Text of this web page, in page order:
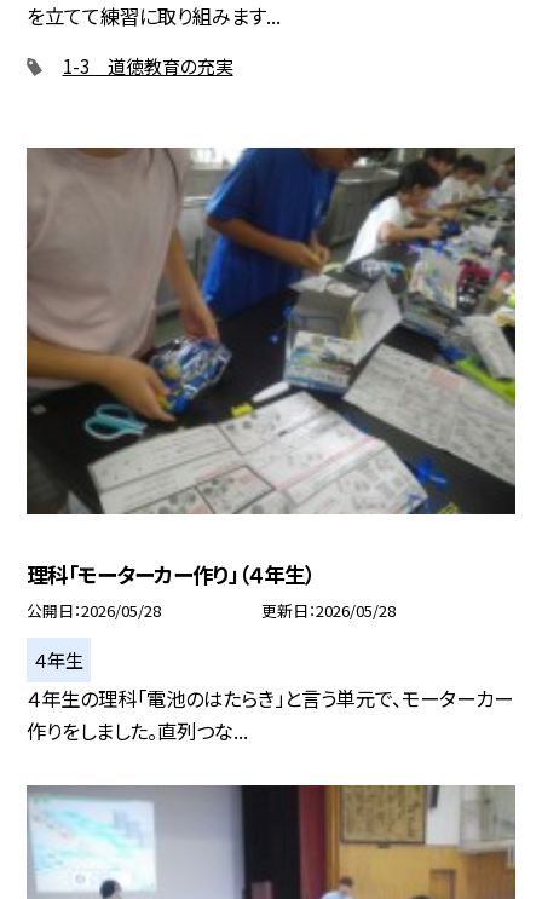
を立てて練習に取り組みます...
1-3 道徳教育の充実
理科「モーターカー作り」（４年生）
公開日 2026/05/28 更新日 2026/05/28
４年生
４年生の理科「電池のはたらき」と言う単元で、モーターカー
作りをしました。直列つな...